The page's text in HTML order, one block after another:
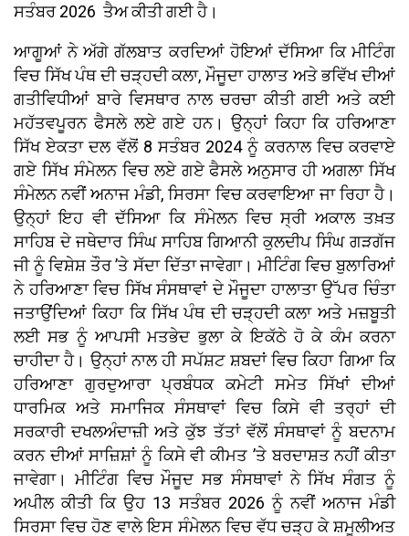
ਸਤੰਬਰ 2026 ਤੈਅ ਕੀਤੀ ਗਈ ਹੈ।
ਆਗੂਆਂ ਨੇ ਅੱਗੇ ਗੱਲਬਾਤ ਕਰਦਿਆਂ ਹੋਇਆਂ ਦੱਸਿਆ ਕਿ ਮੀਟਿੰਗ
ਵਿਚ ਸਿੱਖ ਪੰਥ ਦੀ ਚੜ੍ਹਦੀ ਕਲਾ, ਮੌਜੂਦਾ ਹਾਲਾਤ ਅਤੇ ਭਵਿੱਖ ਦੀਆਂ
ਗਤੀਵਿਧੀਆਂ ਬਾਰੇ ਵਿਸਥਾਰ ਨਾਲ ਚਰਚਾ ਕੀਤੀ ਗਈ ਅਤੇ ਕਈ
ਮਹੱਤਵਪੂਰਨ ਫੈਸਲੇ ਲਏ ਗਏ ਹਨ। ਉਨ੍ਹਾਂ ਕਿਹਾ ਕਿ ਹਰਿਆਣਾ
ਸਿੱਖ ਏਕਤਾ ਦਲ ਵੱਲੋਂ 8 ਸਤੰਬਰ 2024 ਨੂੰ ਕਰਨਾਲ ਵਿਚ ਕਰਵਾਏ
ਗਏ ਸਿੱਖ ਸੰਮੇਲਨ ਵਿਚ ਲਏ ਗਏ ਫੈਸਲੇ ਅਨੁਸਾਰ ਹੀ ਅਗਲਾ ਸਿੱਖ
ਸੰਮੇਲਨ ਨਵੀਂ ਅਨਾਜ ਮੰਡੀ, ਸਿਰਸਾ ਵਿਚ ਕਰਵਾਇਆ ਜਾ ਰਿਹਾ ਹੈ।
ਉਨ੍ਹਾਂ ਇਹ ਵੀ ਦੱਸਿਆ ਕਿ ਸੰਮੇਲਨ ਵਿਚ ਸ੍ਰੀ ਅਕਾਲ ਤਖ਼ਤ
ਸਾਹਿਬ ਦੇ ਜਥੇਦਾਰ ਸਿੰਘ ਸਾਹਿਬ ਗਿਆਨੀ ਕੁਲਦੀਪ ਸਿੰਘ ਗੜਗੱਜ
ਜੀ ਨੂੰ ਵਿਸ਼ੇਸ਼ ਤੌਰ ’ਤੇ ਸੱਦਾ ਦਿੱਤਾ ਜਾਵੇਗਾ। ਮੀਟਿੰਗ ਵਿਚ ਬੁਲਾਰਿਆਂ
ਨੇ ਹਰਿਆਣਾ ਵਿਚ ਸਿੱਖ ਸੰਸਥਾਵਾਂ ਦੇ ਮੌਜੂਦਾ ਹਾਲਾਤਾ ਉੱਪਰ ਚਿੰਤਾ
ਜਤਾਉਂਦਿਆਂ ਕਿਹਾ ਕਿ ਸਿੱਖ ਪੰਥ ਦੀ ਚੜ੍ਹਦੀ ਕਲਾ ਅਤੇ ਮਜ਼ਬੂਤੀ
ਲਈ ਸਭ ਨੂੰ ਆਪਸੀ ਮਤਭੇਦ ਭੁਲਾ ਕੇ ਇਕੱਠੇ ਹੋ ਕੇ ਕੰਮ ਕਰਨਾ
ਚਾਹੀਦਾ ਹੈ। ਉਨ੍ਹਾਂ ਨਾਲ ਹੀ ਸਪੱਸ਼ਟ ਸ਼ਬਦਾਂ ਵਿਚ ਕਿਹਾ ਗਿਆ ਕਿ
ਹਰਿਆਣਾ ਗੁਰਦੁਆਰਾ ਪ੍ਰਬੰਧਕ ਕਮੇਟੀ ਸਮੇਤ ਸਿੱਖਾਂ ਦੀਆਂ
ਧਾਰਮਿਕ ਅਤੇ ਸਮਾਜਿਕ ਸੰਸਥਾਵਾਂ ਵਿਚ ਕਿਸੇ ਵੀ ਤਰ੍ਹਾਂ ਦੀ
ਸਰਕਾਰੀ ਦਖਲਅੰਦਾਜ਼ੀ ਅਤੇ ਕੁੱਝ ਤੱਤਾਂ ਵੱਲੋਂ ਸੰਸਥਾਵਾਂ ਨੂੰ ਬਦਨਾਮ
ਕਰਨ ਦੀਆਂ ਸਾਜ਼ਿਸ਼ਾਂ ਨੂੰ ਕਿਸੇ ਵੀ ਕੀਮਤ ’ਤੇ ਬਰਦਾਸ਼ਤ ਨਹੀਂ ਕੀਤਾ
ਜਾਵੇਗਾ। ਮੀਟਿੰਗ ਵਿਚ ਮੌਜੂਦ ਸਭ ਸੰਸਥਾਵਾਂ ਨੇ ਸਿੱਖ ਸੰਗਤ ਨੂੰ
ਅਪੀਲ ਕੀਤੀ ਕਿ ਉਹ 13 ਸਤੰਬਰ 2026 ਨੂੰ ਨਵੀਂ ਅਨਾਜ ਮੰਡੀ
ਸਿਰਸਾ ਵਿਚ ਹੋਣ ਵਾਲੇ ਇਸ ਸੰਮੇਲਨ ਵਿਚ ਵੱਧ ਚੜ੍ਹ ਕੇ ਸ਼ਮੂਲੀਅਤ